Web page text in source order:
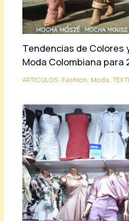
Tendencias de Colores
Moda Colombiana para
ARTICULOS, Fashion, Moda,